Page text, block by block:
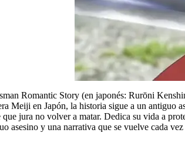
Romantic Story (en japonés: Rurōni
Meiji en Japón, la historia sigue a un
jura no volver a matar. Dedica su vida a
asesino y una narrativa que se vuelve cada